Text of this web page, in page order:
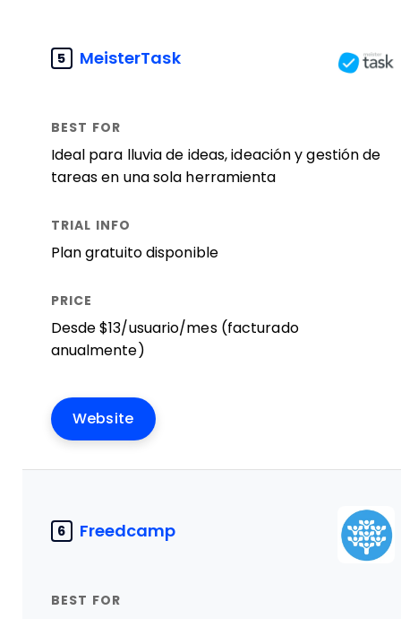
5 MeisterTask
Ideal para lluvia de ideas, ideación y gestión de
tareas en una sola herramienta
Plan gratuito disponible
Desde $13/usuario/mes (facturado
anualmente)
Website
6 Freedcamp